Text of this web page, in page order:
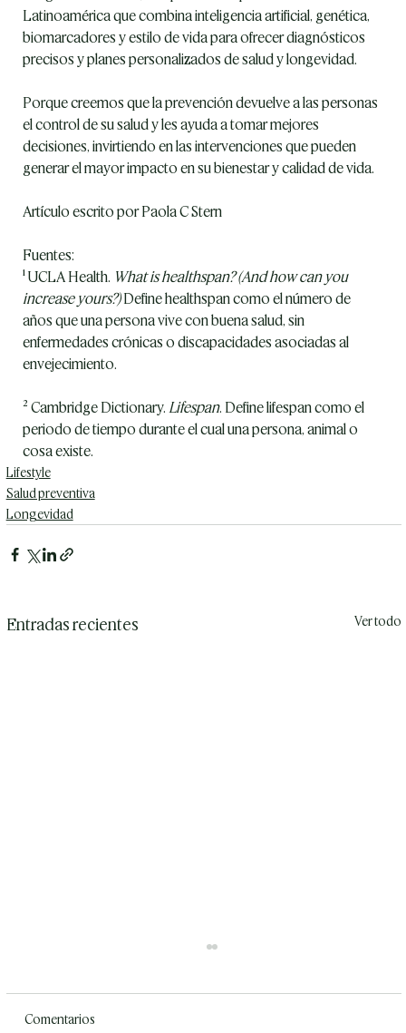
Latinoamérica que combina inteligencia artificial, genética,
biomarcadores y estilo de vida para ofrecer diagnósticos
precisos y planes personalizados de salud y longevidad.
Porque creemos que la prevención devuelve a las personas
el control de su salud y les ayuda a tomar mejores
decisiones, invirtiendo en las intervenciones que pueden
generar el mayor impacto en su bienestar y calidad de vida.
Artículo escrito por Paola C Stern
Fuentes:
¹ UCLA Health. What is healthspan? (And how can you
increase yours?) Define healthspan como el número de
años que una persona vive con buena salud, sin
enfermedades crónicas o discapacidades asociadas al
envejecimiento.
² Cambridge Dictionary. Lifespan. Define lifespan como el
periodo de tiempo durante el cual una persona, animal o
cosa existe.
Lifestyle
Salud preventiva
Longevidad
Entradas recientes Ver todo
Comentarios